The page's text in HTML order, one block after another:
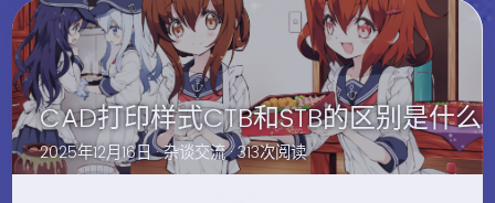
CAD打印样式CTB和STB的区别是什么
2025年12月16日 ·杂谈交流· 313次阅读